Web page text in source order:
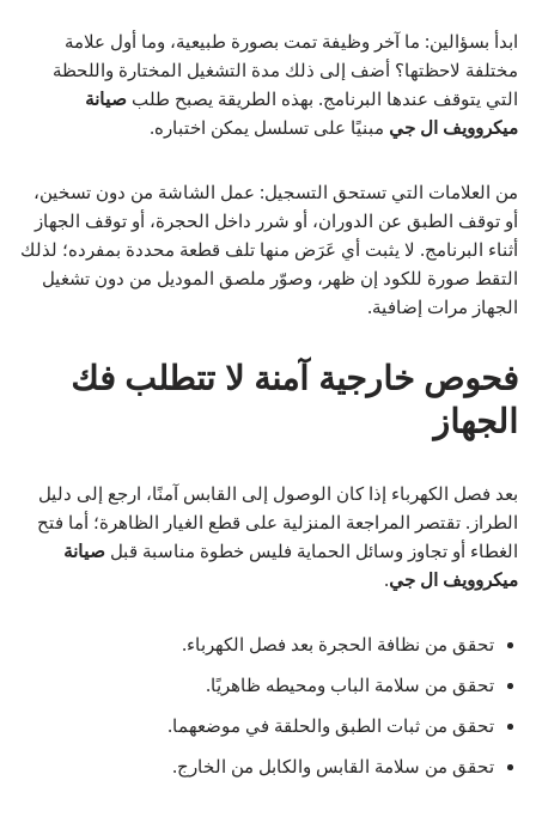
ابدأ بسؤالين: ما آخر وظيفة تمت بصورة طبيعية، وما أول علامة
مختلفة لاحظتها؟ أضف إلى ذلك مدة التشغيل المختارة واللحظة
التي يتوقف عندها البرنامج. بهذه الطريقة يصبح طلب صيانة
ميكروويف ال جي مبنيًا على تسلسل يمكن اختباره.
من العلامات التي تستحق التسجيل: عمل الشاشة من دون تسخين،
أو توقف الطبق عن الدوران، أو شرر داخل الحجرة، أو توقف الجهاز
أثناء البرنامج. لا يثبت أي عَرَض منها تلف قطعة محددة بمفرده؛ لذلك
التقط صورة للكود إن ظهر، وصوّر ملصق الموديل من دون تشغيل
الجهاز مرات إضافية.
فحوص خارجية آمنة لا تتطلب فك
الجهاز
بعد فصل الكهرباء إذا كان الوصول إلى القابس آمنًا، ارجع إلى دليل
الطراز. تقتصر المراجعة المنزلية على قطع الغيار الظاهرة؛ أما فتح
الغطاء أو تجاوز وسائل الحماية فليس خطوة مناسبة قبل صيانة
ميكروويف ال جي.
تحقق من نظافة الحجرة بعد فصل الكهرباء.
تحقق من سلامة الباب ومحيطه ظاهريًا.
تحقق من ثبات الطبق والحلقة في موضعهما.
تحقق من سلامة القابس والكابل من الخارج.